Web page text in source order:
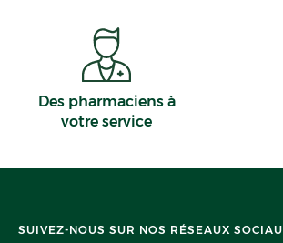
Des pharmaciens à
votre service
SUIVEZ-NOUS SUR NOS RÉSEAUX